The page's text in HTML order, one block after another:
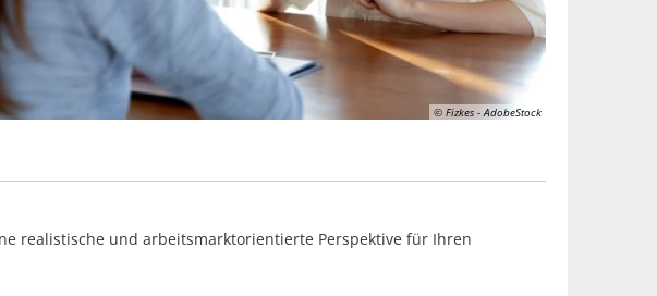
© Fizkes - AdobeStock
realistische und arbeitsmarktorientierte Perspektive für Ihren